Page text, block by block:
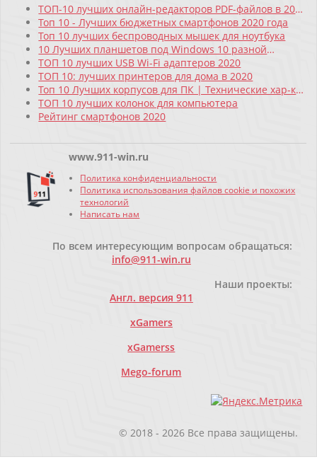
ТОП-10 лучших онлайн-редакторов PDF-файлов в 2021
году
Топ 10 - Лучших бюджетных смартфонов 2020 года
Топ 10 лучших беспроводных мышек для ноутбука
10 Лучших планшетов под Windows 10 разной
ценовой категории
ТОП 10 лучших USB Wi-Fi адаптеров 2020
ТОП 10: лучших принтеров для дома в 2020
Топ 10 Лучших корпусов для ПК | Технические хар-ки
| Плюсы и минусы
ТОП 10 лучших колонок для компьютера
Рейтинг смартфонов 2020
www.911-win.ru
Политика конфиденциальности
Политика использования файлов cookie и похожих
технологий
Написать нам
По всем интересующим вопросам обращаться:
info@911-win.ru
Наши проекты:
Англ. версия 911
xGamers
xGamerss
Mego-forum
© 2018- 2026 Все права защищены.